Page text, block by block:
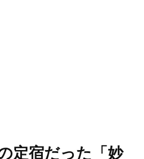
定宿だった「妙